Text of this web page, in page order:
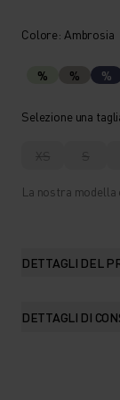
Colore: Ambrosia
% % %
Selezione una
XS S
La nostra modella
DETTAGLI DEL
DETTAGLI DI